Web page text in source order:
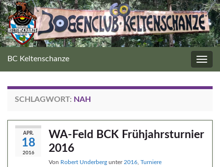
BC Keltenschanze
SCHLAGWORT: NAH
APR.
18
2016
WA-Feld BCK Frühjahrsturnier
2016
Von Robert Underberg unter 2016 Turniere